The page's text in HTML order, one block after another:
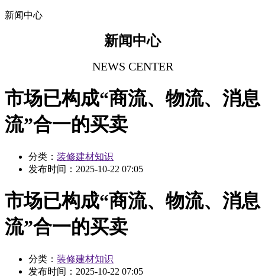
新闻中心
新闻中心
NEWS CENTER
市场已构成“商流、物流、消息
流”合一的买卖
分类： 装修建材知识
发布时间： 2025-10-22 07:05
市场已构成“商流、物流、消息
流”合一的买卖
分类： 装修建材知识
发布时间： 2025-10-22 07:05